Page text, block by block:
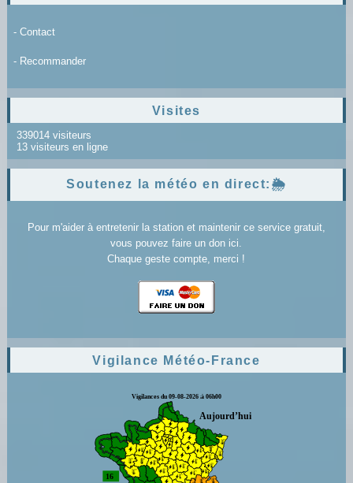
- Contact
- Recommander
Visites
339014 visiteurs
13 visiteurs en ligne
Soutenez la météo en direct:🌦️
Pour m'aider à entretenir la station et maintenir ce service gratuit,
vous pouvez faire un don ici.
Chaque geste compte, merci !
Vigilance Météo-France